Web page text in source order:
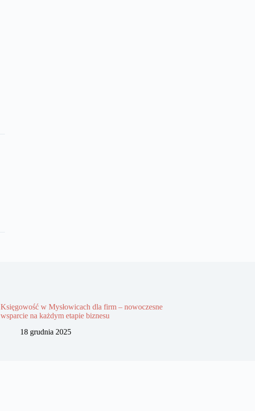
Księgowość w Mysłowicach dla firm – nowoczesne
wsparcie na każdym etapie biznesu
18 grudnia 2025